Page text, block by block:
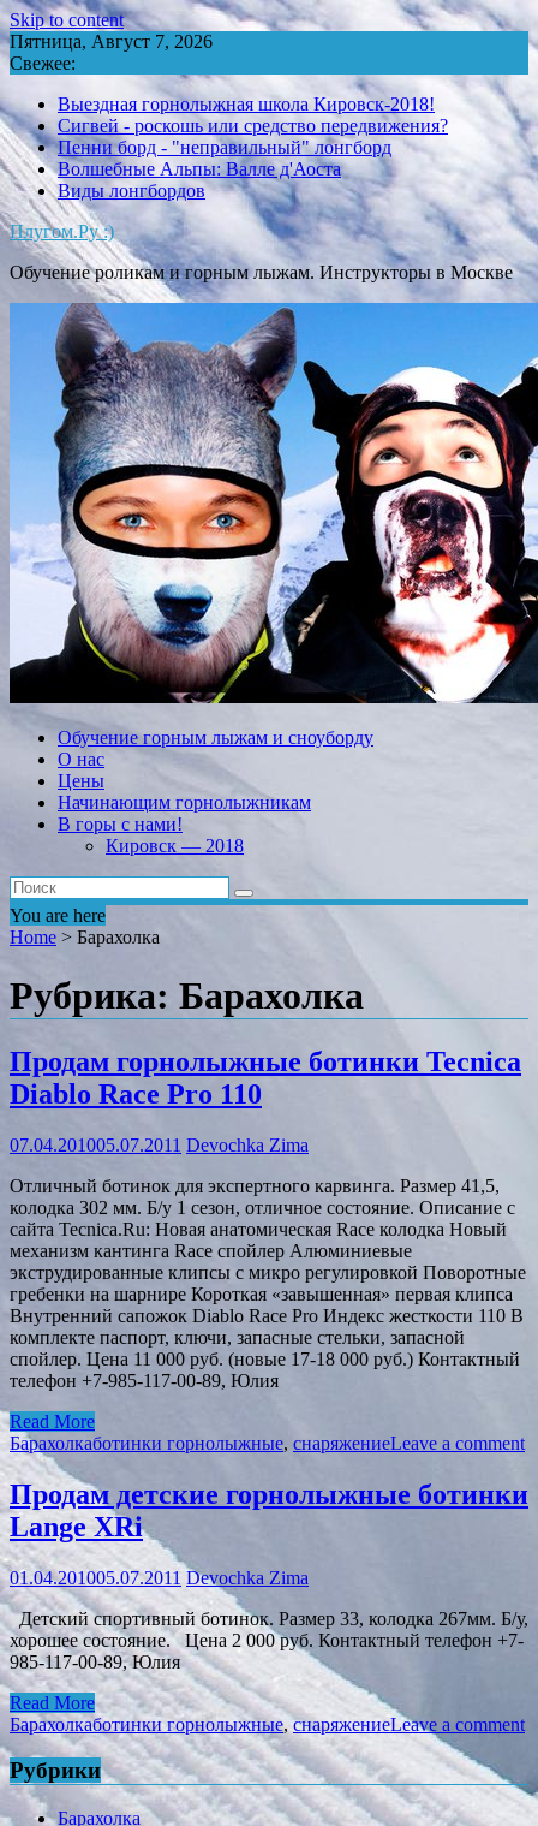
Skip to content
Пятница, Август 7, 2026
Свежее:
Выездная горнолыжная школа Кировск-2018!
Сигвей - роскошь или средство передвижения?
Пенни борд - "неправильный" лонгборд
Волшебные Альпы: Валле д'Аоста
Виды лонгбордов
Плугом.Ру :)
Обучение роликам и горным лыжам. Инструкторы в Москве
Обучение горным лыжам и сноуборду
О нас
Цены
Начинающим горнолыжникам
В горы с нами!
Кировск — 2018
You are here
Home > Барахолка
Рубрика: Барахолка
Продам горнолыжные ботинки Tecnica
Diablo Race Pro 110
07.04.201005.07.2011 Devochka Zima
Отличный ботинок для экспертного карвинга. Размер 41,5,
колодка 302 мм. Б/у 1 сезон, отличное состояние. Описание с
сайта Tecnica.Ru: Новая анатомическая Race колодка Новый
механизм кантинга Race спойлер Алюминиевые
экструдированные клипсы с микро регулировкой Поворотные
гребенки на шарнире Короткая «завышенная» первая клипса
Внутренний сапожок Diablo Race Pro Индекс жесткости 110 В
комплекте паспорт, ключи, запасные стельки, запасной
спойлер. Цена 11 000 руб. (новые 17-18 000 руб.) Контактный
телефон +7-985-117-00-89, Юлия
Read More
Барахолкаботинки горнолыжные, снаряжениеLeave a comment
Продам детские горнолыжные ботинки
Lange XRi
01.04.201005.07.2011 Devochka Zima
Детский спортивный ботинок. Размер 33, колодка 267мм. Б/у,
хорошее состояние. Цена 2 000 руб. Контактный телефон +7-
985-117-00-89, Юлия
Read More
Барахолкаботинки горнолыжные,снаряжениеLeave a comment
Рубрики
Барахолка